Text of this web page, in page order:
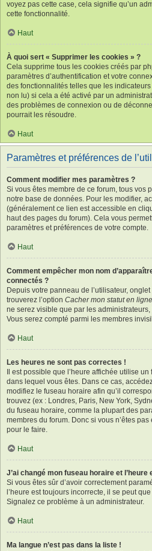
voyez pas cette case, cela signifie qu’un
cette fonctionnalité.
Haut
À quoi sert « Supprimer les cookies » ?
Cela supprime tous les cookies créés par
paramètres d’authentification et votre
des fonctionnalités telles que les
non lu) si cela a été activé par un
des problèmes de connexion ou de
pourrait les résoudre.
Haut
Paramètres et préférences de
Comment modifier mes paramètres ?
Si vous êtes membre de ce forum, tous vos
notre base de données. Pour les modifier,
(généralement ce lien est accessible en
haut des pages du forum). Cela vous
paramètres et préférences de votre compte.
Haut
Comment empêcher mon nom
connectés ?
Depuis votre panneau de l’utilisateur,
trouverez l’option Cacher mon statut en ligne
ne serez visible que par les
Vous serez compté parmi les membres
Haut
Les heures ne sont pas correctes !
Il est possible que l’heure affichée utilise
dans lequel vous êtes. Dans ce cas,
modifiez le fuseau horaire afin qu’il
trouvez (ex : Londres, Paris, New York,
du fuseau horaire, comme la plupart des
membres du forum. Donc si vous n’êtes
pour le faire.
Haut
J’ai changé mon fuseau horaire et
Si vous êtes sûr d’avoir correctement
l’heure est toujours incorrecte, il se peut
Signalez ce problème à un administrateur.
Haut
Ma langue n’est pas dans la liste !